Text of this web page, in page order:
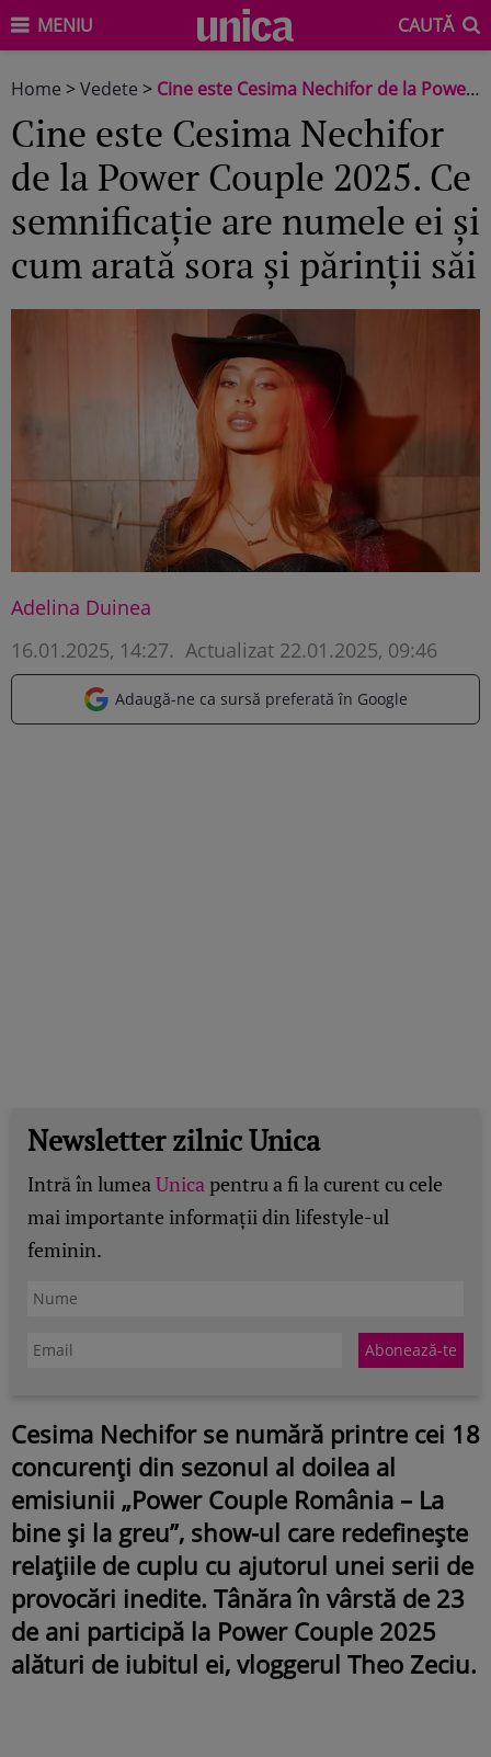
MENIU CAUTĂ
Home >Vedete > Cine este Cesima Nechifor de la Power Couple 2025. Ce semnificație are numele ei și cum arată sora și părinții săi
Cine este Cesima Nechifor
de la Power Couple 2025. Ce
semnificație are numele ei și
cum arată sora și părinții săi
Adelina Duinea
16.01.2025, 14:27. Actualizat 22.01.2025, 09:46
Adaugă-ne ca sursă preferată în Google
Newsletter zilnic Unica
Intră în lumeaUnicapentru a fi la curent cu cele
mai importante informații din lifestyle-ul
feminin.
Cesima Nechifor se numără printre cei 18
concurenți din sezonul al doilea al
emisiunii „Power Couple România – La
bine și la greu”, show-ul care redefinește
relațiile de cuplu cu ajutorul unei serii de
provocări inedite. Tânăra în vârstă de 23
de ani participă la Power Couple 2025
alături de iubitul ei, vloggerul Theo Zeciu.